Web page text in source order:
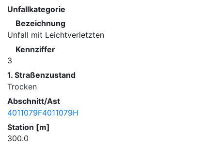
Unfallkategorie
Bezeichnung
Unfall mit Leichtverletzten
Kennziffer
3
1. Straßenzustand
Trocken
Abschnitt/Ast
4011079F4011079H
Station [m]
300.0